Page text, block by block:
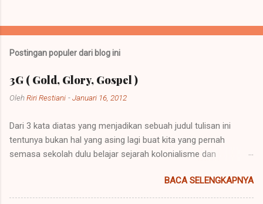
Postingan populer dari blog ini
3G ( Gold, Glory, Gospel )
OlehRiri Restiani -Januari 16, 2012
Dari 3 kata diatas yang menjadikan sebuah judul tulisan ini
tentunya bukan hal yang asing lagi buat kita yang pernah
semasa sekolah dulu belajar sejarah kolonialisme dan
bentuk kalimat yang mempunyai penjelasan yang berbeda
namun pada prinsipnya mempunyai maksud yang sama.
BACA SELENGKAPNYA